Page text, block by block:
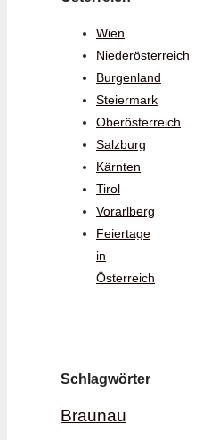
Wien
Niederösterreich
Burgenland
Steiermark
Oberösterreich
Salzburg
Kärnten
Tirol
Vorarlberg
Feiertage
in
Österreich
Schlagwörter
Braunau